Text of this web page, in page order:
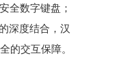
全数字键盘；
深度结合，汉
的交互保障。